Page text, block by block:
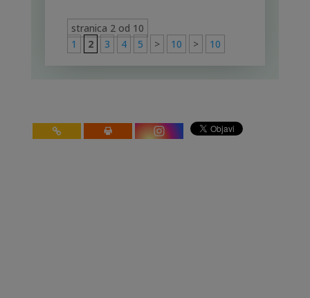
stranica 2 od 10
1
2 3 4 5 > 10 > 10